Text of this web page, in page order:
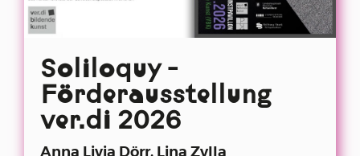
Soliloquy -
Förderausstellung
ver.di 2026
Anna Livia Dörr, Lina Zylla